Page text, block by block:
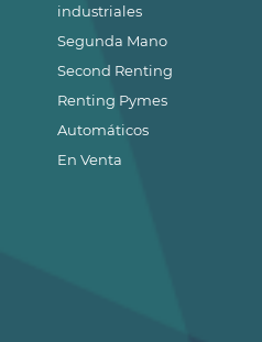
industriales
Segunda Mano
Second Renting
Renting Pymes
Automáticos
En Venta